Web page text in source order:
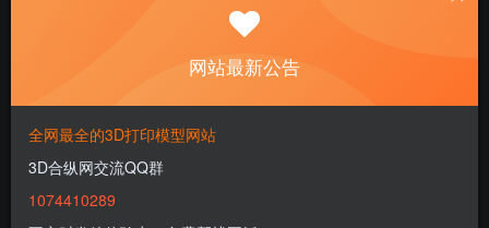
100
免费
网站最新公告
全网最全的3D打印模型网站
3D合纵网交流QQ群
1074410289